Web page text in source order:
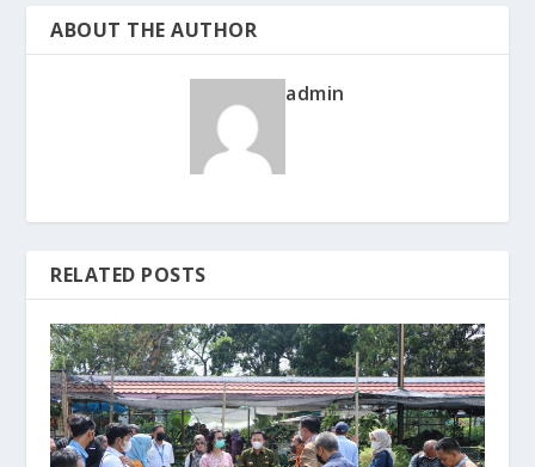
ABOUT THE AUTHOR
admin
RELATED POSTS